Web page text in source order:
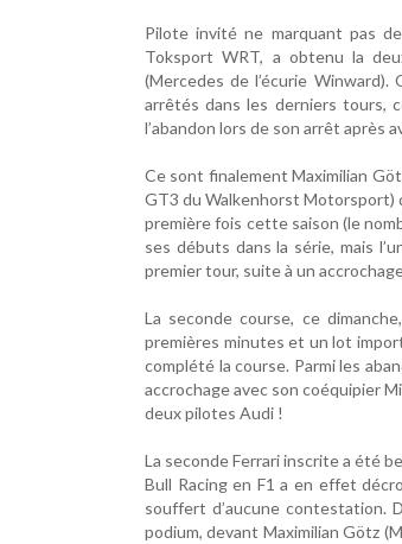
Pilote invité ne marquant pas
Toksport WRT, a obtenu la
(Mercedes de l’écurie
arrêtés dans les derniers tours,
l’abandon lors de son arrêt après
Ce sont finalement Maximilian
GT3 du Walkenhorst Motorsport)
première fois cette saison (le
ses débuts dans la série, mais
premier tour, suite à un
La seconde course, ce
premières minutes et un lot
complété la course. Parmi les
accrochage avec son coéquipier
deux pilotes Audi !
La seconde Ferrari inscrite a été
Bull Racing en F1 a en effet
souffert d’aucune contestation.
podium, devant Maximilian Götz